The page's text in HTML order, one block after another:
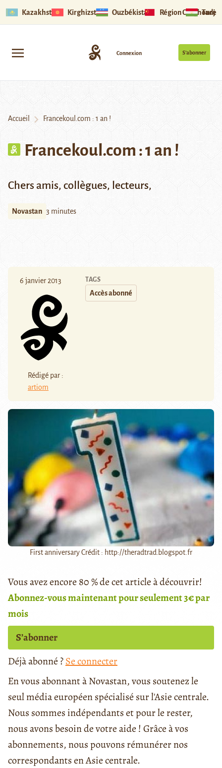
Kazakhstan Kirghizstan Ouzbékistan Région Ouïghoure
S’abonner
Connexion
Accueil Francekoul.com : 1 an !
Francekoul.com : 1 an !
Chers amis, collègues, lecteurs,
Novastan 3 minutes
6 janvier 2013
Rédigé par :
artiom
TAGS
Accès abonné
First anniversary Crédit : http://theradtrad.blogspot.fr
Vous avez encore 80 % de cet article à découvrir!
Abonnez-vous maintenant pour seulement 3€ par
mois
S’abonner
Déjà abonné ?Se connecter
En vous abonnant à Novastan, vous soutenez le
seul média européen spécialisé sur l'Asie centrale.
Nous sommes indépendants et pour le rester,
nous avons besoin de votre aide ! Grâce à vos
abonnements, nous pouvons rémunérer nos
correspondants en Asie centrale.